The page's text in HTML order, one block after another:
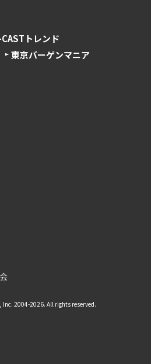
トレンド
東京バーゲンマニア
Inc. 2004-2026. All rights reserved.